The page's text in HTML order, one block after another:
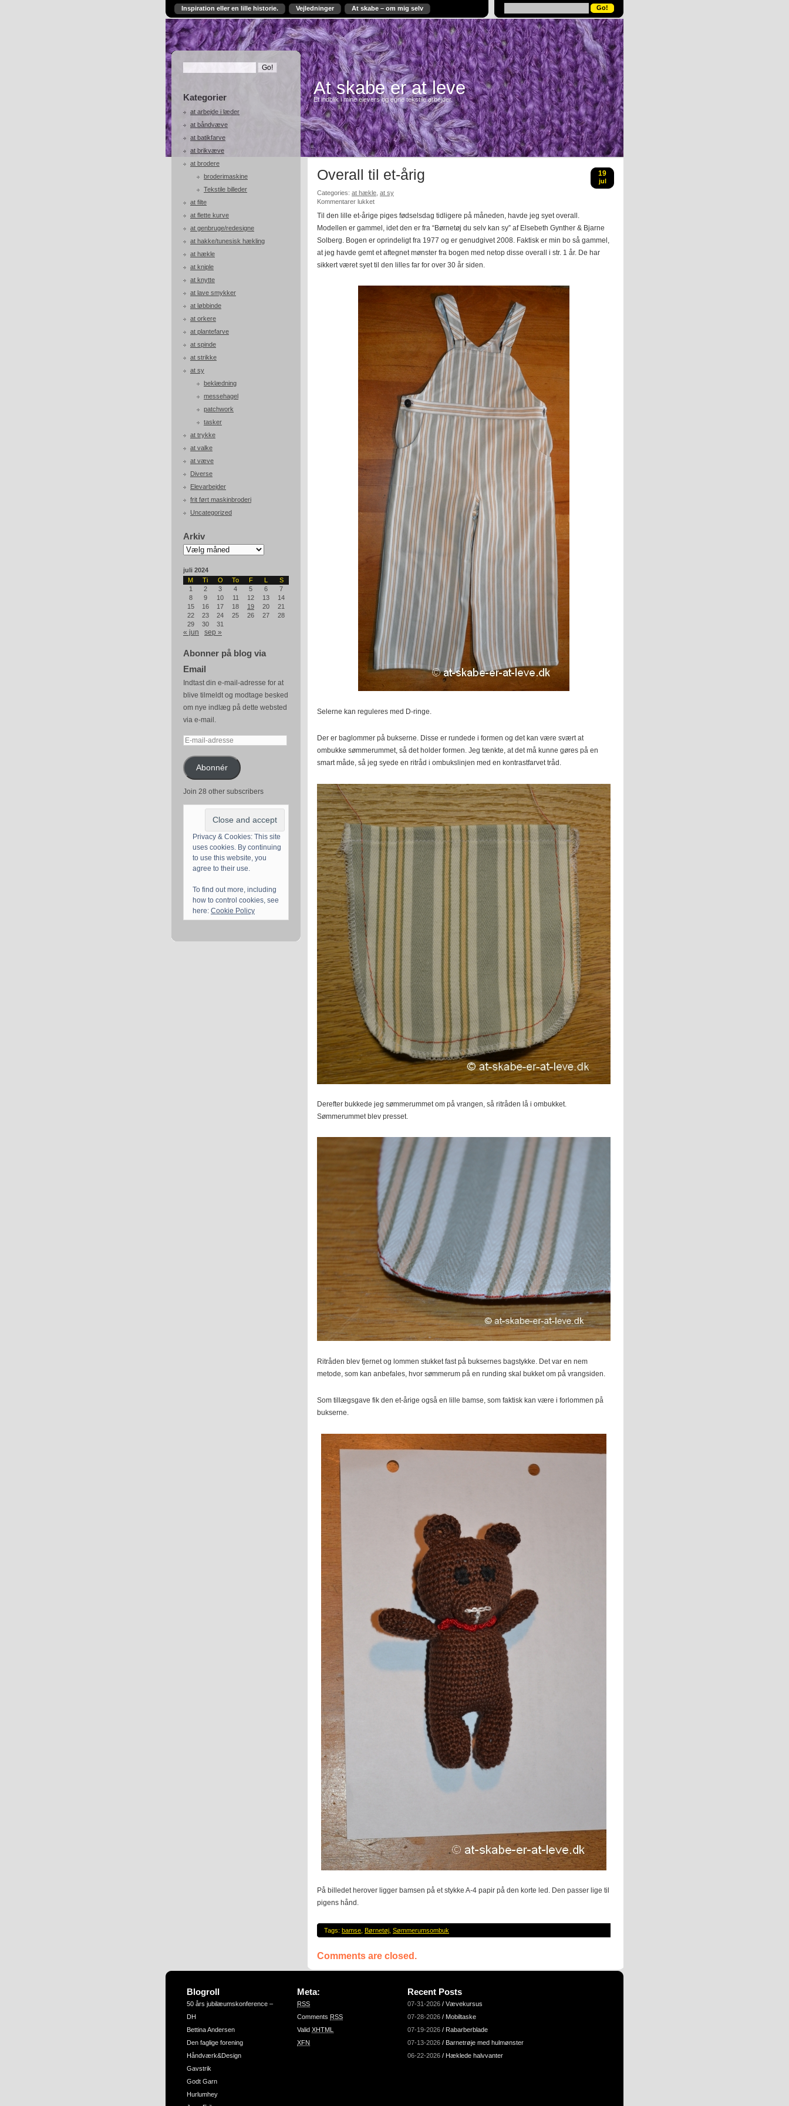
Inspiration eller en lille historie. Vejledninger At skabe – om mig selv
Kategorier
at arbejde i læder
at båndvæve
at batikfarve
at brikvæve
at brodere
broderimaskine
Tekstile billeder
at filte
at flette kurve
at genbruge/redesigne
at hakke/tunesisk hækling
at hækle
at kniple
at knytte
at lave smykker
at løbbinde
at orkere
at plantefarve
at spinde
at strikke
at sy
beklædning
messehagel
patchwork
tasker
at trykke
at valke
at væve
Diverse
Elevarbejder
frit ført maskinbroderi
Uncategorized
Arkiv
Arkiv
juli 2024
M
Ti O To F L
S
1
2 3 4 5 6
7
8
9 10 11 12 13
14
15
16 17 18 19 20
21
22
23 24 25 26 27
28
29
30 31
« jun sep »
Abonner på blog via
Email
Indtast din e-mail-adresse for at
blive tilmeldt og modtage besked
om nye indlæg på dette websted
via e-mail.
E-
adresseAbonnér
Join 28 other subscribers
Privacy & Cookies: This site
uses cookies. By continuing
to use this website, you
agree to their use.
To find out more, including
how to control cookies, see
here: Cookie Policy
At skabe er at leve
Et indblik i mine elevers og egne tekstile arbejder.
Overall til et-årig 19
jul
Categories: at hækle at sy
Kommentarer lukkettil
til
et-
Til den lille et-årige piges fødselsdag tidligere på måneden, havde jeg syet overall.
Modellen er gammel, idet den er fra “Børnetøj du selv kan sy” af Elsebeth Gynther & Bjarne
Solberg. Bogen er oprindeligt fra 1977 og er genudgivet 2008. Faktisk er min bo så gammel,
at jeg havde gemt et aftegnet mønster fra bogen med netop disse overall i str. 1 år. De har
sikkert været syet til den lilles far for over 30 år siden.
Selerne kan reguleres med D-ringe.
Der er baglommer på bukserne. Disse er rundede i formen og det kan være svært at
ombukke sømmerummet, så det holder formen. Jeg tænkte, at det må kunne gøres på en
smart måde, så jeg syede en ritråd i ombukslinjen med en kontrastfarvet tråd.
Derefter bukkede jeg sømmerummet om på vrangen, så ritråden lå i ombukket.
Sømmerummet blev presset.
Ritråden blev fjernet og lommen stukket fast på buksernes bagstykke. Det var en nem
metode, som kan anbefales, hvor sømmerum på en runding skal bukket om på vrangsiden.
Som tillægsgave fik den et-årige også en lille bamse, som faktisk kan være i forlommen på
bukserne.
På billedet herover ligger bamsen på et stykke A-4 papir på den korte led. Den passer lige til
pigens hånd.
Tags: bamse Børnetøj Sømmerumsombuk
Comments are closed.
Blogroll
50 års jubilæumskonference –
DH
Bettina Andersen
Den faglige forening
Håndværk&Design
Gavstrik
Godt Garn
Hurlumhey
Meta:
RSS
Comments RSS
Valid XHTML
XFN
Recent Posts
07-31-2026 / Vævekursus
07-28-2026 / Mobiltaske
07-19-2026 / Rabarberblade
07-13-2026 / Barnetrøje med hulmønster
06-22-2026 / Hæklede halvvanter